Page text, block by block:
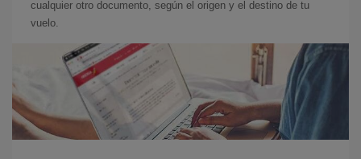
cualquier otro documento, según el origen y el destino de tu
vuelo.